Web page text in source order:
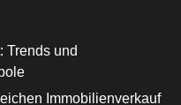
Trends und
Immobilienverkauf